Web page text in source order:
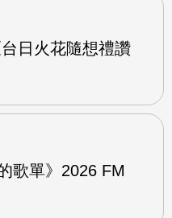
日火花隨想禮讚
歌單》2026 FM